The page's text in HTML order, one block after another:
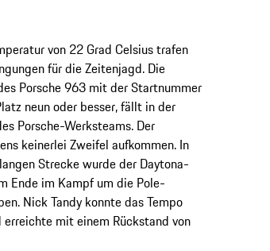
von 22 Grad Celsius trafen
für die Zeitenjagd. Die
Porsche 963 mit der Startnummer
neun oder besser, fällt in der
Porsche-Werksteams. Der
keinerlei Zweifel aufkommen. In
Strecke wurde der Daytona-
Ende im Kampf um die Pole-
Nick Tandy konnte das Tempo
mit einem Rückstand von